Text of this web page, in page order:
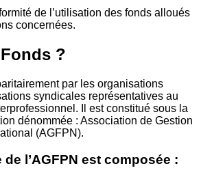
de l’utilisation des fonds alloués
concernées.
?
par les organisations
syndicales représentatives au
Il est constitué sous la
dénommée : Association de Gestion
(AGFPN).
l’AGFPN est composée :